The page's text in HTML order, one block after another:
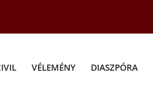
VÉLEMÉNY DIASZPÓRA